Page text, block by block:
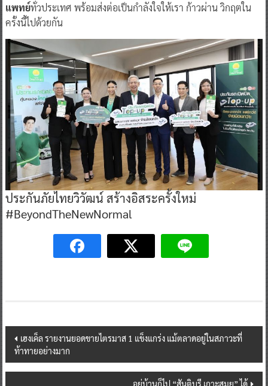
แพทย์ทั่วประเทศ พร้อมส่งต่อเป็นกำลังใจให้เรา ก้าวผ่าน วิกฤตใน
ครั้งนี้ไปด้วยกัน
ประกันภัยไทยวิวัฒน์ สร้างอิสระครั้งใหม่
#BeyondTheNewNormal
Post
navigation
เฮงเค็ล รายงานยอดขายไตรมาส 1 แข็งแกร่ง แม้ตลาดอยู่ในสภาวะที่
ท้าทายอย่างมาก
อยู่บ้านก็ไป “สันติบุรี เกาะสมุย” ได้